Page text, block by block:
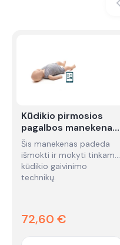
Kūdikio pirmosios
pagalbos manekenas
Little Baby QCPR -
nuoma
Šis manekenas padeda
išmokti ir mokyti tinkamų
kūdikio gaivinimo
technikų.
72,60 €